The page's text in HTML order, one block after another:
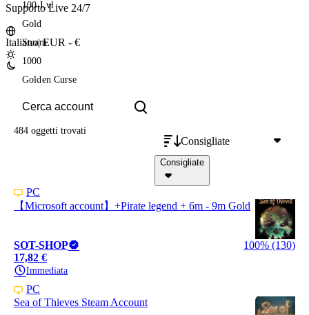
Supporto Live 24/7
Italiano|EUR - €
100 Lvl
Gold
Steam
1000
Golden Curse
Consigliate
Consigliate
484 oggetti trovati
PC
【Microsoft account】+Pirate legend + 6m - 9m Gold
SOT-SHOP
100% (130)
17,82 €
Immediata
PC
Sea of Thieves Steam Account